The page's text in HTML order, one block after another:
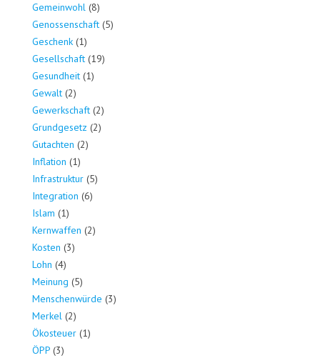
Gemeinwohl (8)
Genossenschaft (5)
Geschenk (1)
Gesellschaft (19)
Gesundheit (1)
Gewalt (2)
Gewerkschaft (2)
Grundgesetz (2)
Gutachten (2)
Inflation (1)
Infrastruktur (5)
Integration (6)
Islam (1)
Kernwaffen (2)
Kosten (3)
Lohn (4)
Meinung (5)
Menschenwürde (3)
Merkel (2)
Ökosteuer (1)
ÖPP (3)